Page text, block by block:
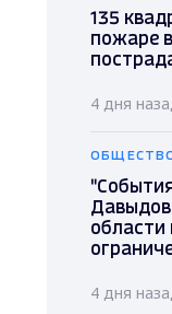
135
пожаре
4 дня
области
4 дня